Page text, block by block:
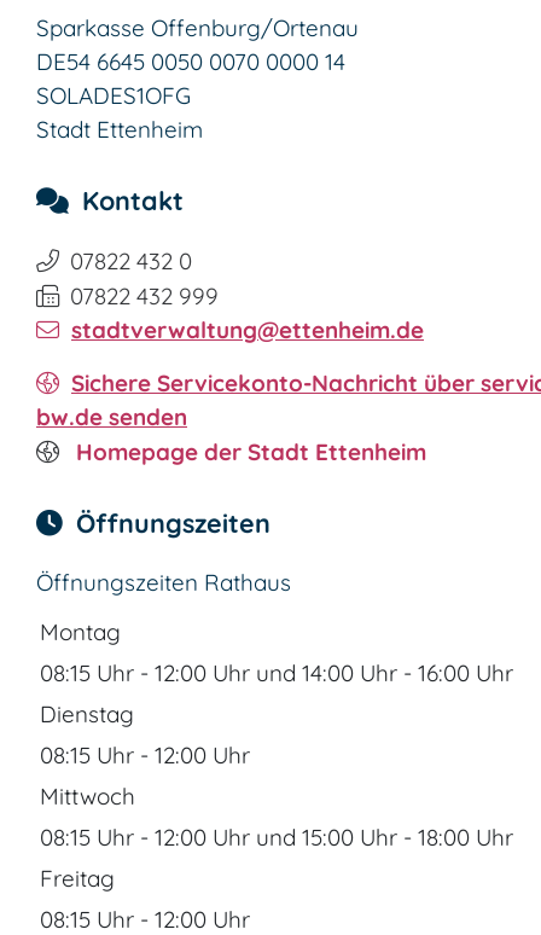
Sparkasse Offenburg/Ortenau
DE54 6645 0050 0070 0000 14
SOLADES1OFG
Stadt Ettenheim
Kontakt
07822 432 0
07822 432 999
stadtverwaltung@ettenheim.de
Sichere Servicekonto-Nachricht über
bw.de senden
Homepage der Stadt Ettenheim
Öffnungszeiten
Öffnungszeiten Rathaus
Montag
08:15 Uhr - 12:00 Uhr und 14:00 Uhr - 16:00 Uhr
Dienstag
08:15 Uhr - 12:00 Uhr
Mittwoch
08:15 Uhr - 12:00 Uhr und 15:00 Uhr - 18:00 Uhr
Freitag
08:15 Uhr - 12:00 Uhr